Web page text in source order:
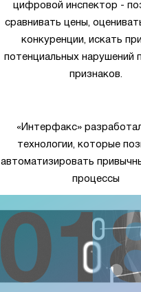
цифровой инспектор -
сравнивать цены,
конкуренции, искать
потенциальных нарушений
признаков.
«Интерфакс»
технологии, которые
автоматизировать
процессы